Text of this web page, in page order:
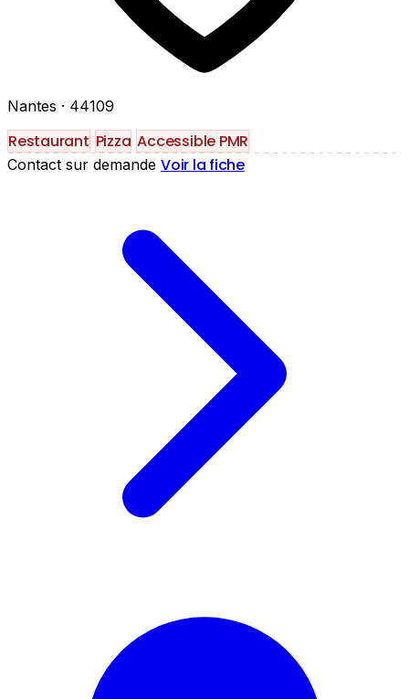
Nantes · 44109
Restaurant Pizza Accessible PMR
Contact sur demande Voir la fiche